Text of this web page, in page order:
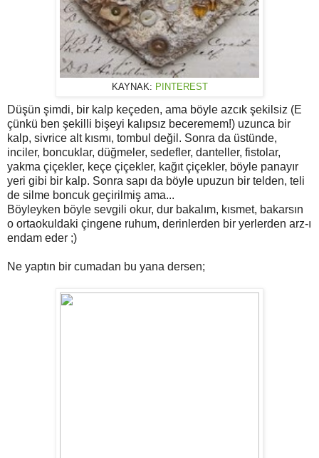
KAYNAK: PINTEREST
Düşün şimdi, bir kalp keçeden, ama böyle azcık şekilsiz (E
çünkü ben şekilli bişeyi kalıpsız beceremem!) uzunca bir
kalp, sivrice alt kısmı, tombul değil. Sonra da üstünde,
inciler, boncuklar, düğmeler, sedefler, danteller, fistolar,
yakma çiçekler, keçe çiçekler, kağıt çiçekler, böyle panayır
yeri gibi bir kalp. Sonra sapı da böyle upuzun bir telden, teli
de silme boncuk geçirilmiş ama...
Böyleyken böyle sevgili okur, dur bakalım, kısmet, bakarsın
o ortaokuldaki çingene ruhum, derinlerden bir yerlerden arz-ı
endam eder ;)
Ne yaptın bir cumadan bu yana dersen;